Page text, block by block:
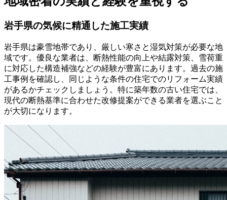
岩手県の気候に精通した施工実績
岩手県は豪雪地帯であり、厳しい寒さと湿気対策が必要な地
域です。優良な業者は、断熱性能の向上や結露対策、雪荷重
に対応した構造補強などの経験が豊富にあります。過去の施
工事例を確認し、同じような条件の住宅でのリフォーム実績
があるかチェックしましょう。特に築年数の古い住宅では、
現代の断熱基準に合わせた改修提案ができる業者を選ぶこと
が大切になります。